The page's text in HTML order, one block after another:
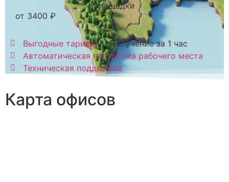
площадки
от 3400 ₽
Выгодные тарифы
Получение за 1 час
Автоматическая настройка рабочего места
Техническая поддержка
Карта офисов